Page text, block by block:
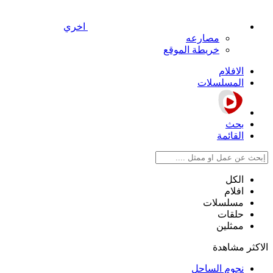
اخري
مصارعه
خريطة الموقع
الافلام
المسلسلات
بحث
القائمة
الكل
افلام
مسلسلات
حلقات
ممثلين
الاكثر مشاهدة
نجوم الساحل